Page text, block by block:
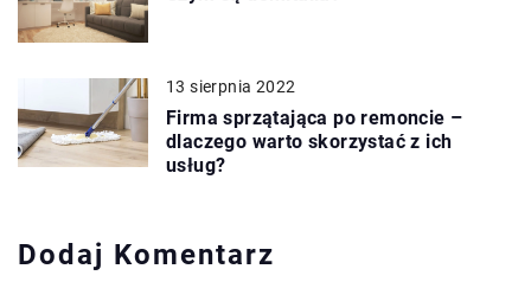
13 sierpnia 2022
Firma sprzątająca po remoncie –
dlaczego warto skorzystać z ich
usług?
Dodaj Komentarz